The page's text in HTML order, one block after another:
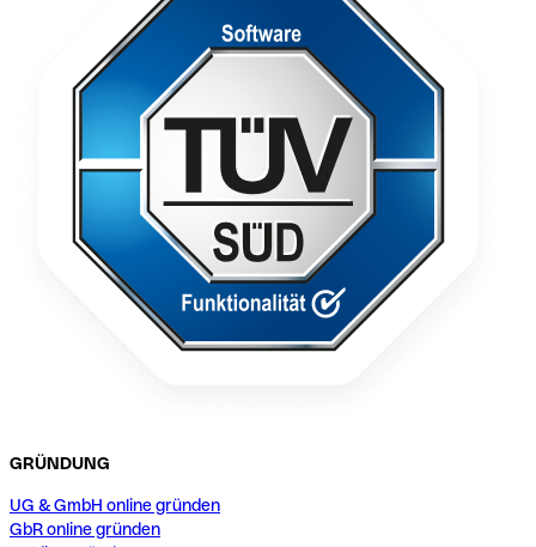
GRÜNDUNG
UG & GmbH online gründen
GbR online gründen